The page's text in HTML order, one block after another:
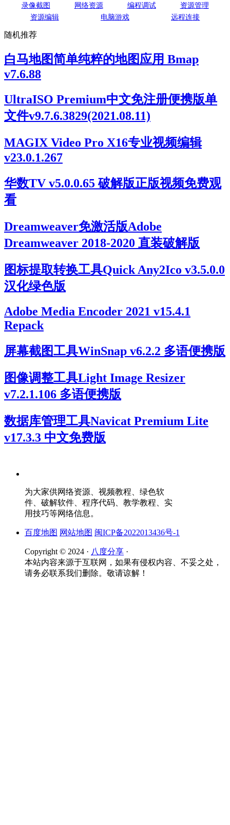
录像截图 网络资源 编程调试
资源管理
资源编辑
电脑游戏 远程连接
随机推荐
白马地图简单纯粹的地图应用 Bmap
v7.6.88
UltraISO Premium中文免注册便携版单
文件v9.7.6.3829(2021.08.11)
MAGIX Video Pro X16专业视频编辑
v23.0.1.267
华数TV v5.0.0.65 破解版正版视频免费观
看
Dreamweaver免激活版Adobe
Dreamweaver 2018-2020 直装破解版
图标提取转换工具Quick Any2Ico v3.5.0.0
汉化绿色版
Adobe Media Encoder 2021 v15.4.1
Repack
屏幕截图工具WinSnap v6.2.2 多语便携版
图像调整工具Light Image Resizer
v7.2.1.106 多语便携版
数据库管理工具Navicat Premium Lite
v17.3.3 中文免费版
为大家供网络资源、视频教程、绿色软
件、破解软件、程序代码、教学教程、实
用技巧等网络信息。
百度地图 网站地图 闽ICP备2022013436号-1
Copyright © 2024 · 八度分享 ·
本站内容来源于互联网，如果有侵权内容、不妥之处，
请务必联系我们删除。敬请谅解！